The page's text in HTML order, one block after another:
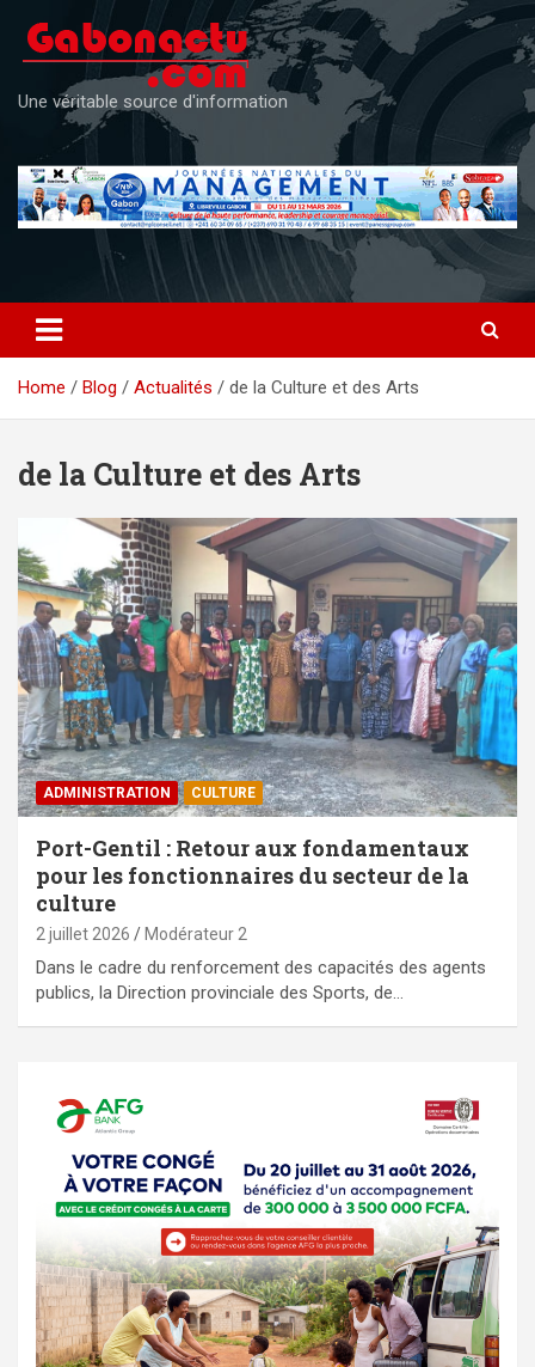
content
Une véritable source d'information
Home Blog Actualités de la Culture et des Arts
de la Culture et des Arts
ADMINISTRATION CULTURE
Port-Gentil : Retour aux fondamentaux
pour les fonctionnaires du secteur de la
culture
2 juillet 2026 Modérateur 2
Dans le cadre du renforcement des capacités des agents
publics, la Direction provinciale des Sports, de…